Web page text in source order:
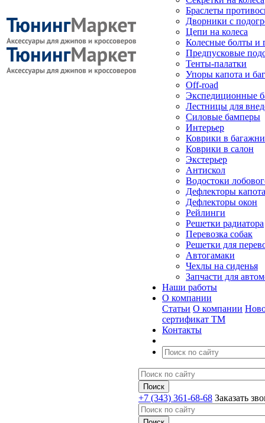
Браслеты
Дворники с
Цепи на колеса
Колесные болты и
Предпусковые
Тенты-палатки
Упоры капота и
Off-road
Экспедиционные
Лестницы для
Силовые бамперы
Интерьер
Коврики в
Коврики в салон
Экстерьер
Антискол
Водостоки
Дефлекторы капота
Дефлекторы окон
Рейлинги
Решетки радиатора
Перевозка собак
Решетки для
Автогамаки
Чехлы на сиденья
Запчасти для
Наши работы
О компании
Статьи О компании
сертификат ТМ
Контакты
+7 (343) 361-68-68 Заказать